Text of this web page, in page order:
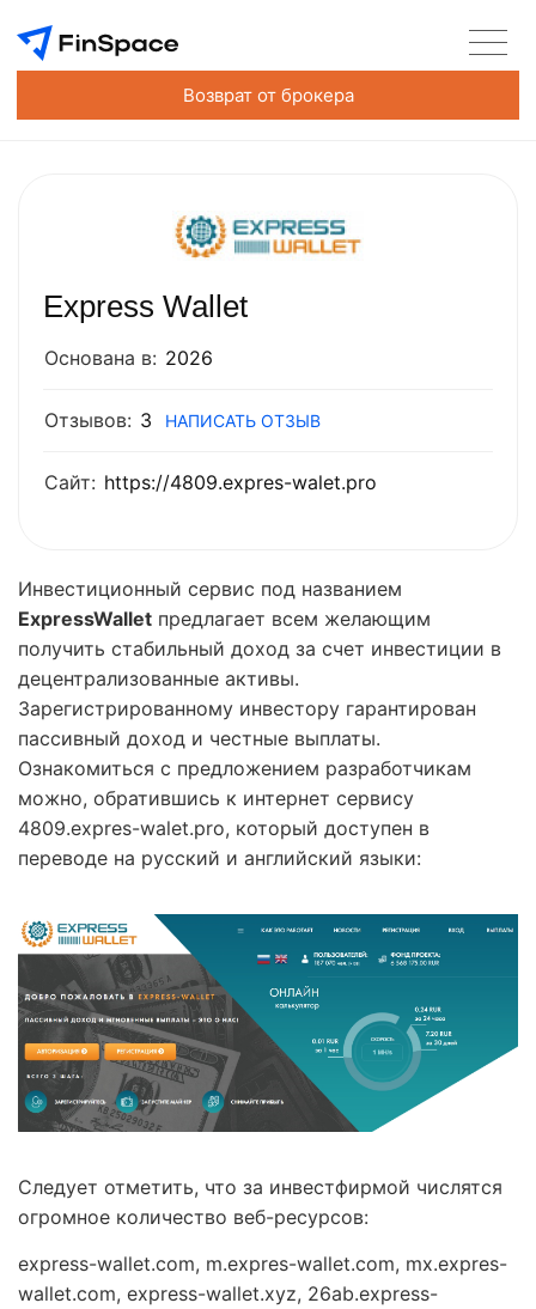
Возврат от брокера
Express Wallet
Основана в: 2026
Отзывов: 3 НАПИСАТЬ ОТЗЫВ
Сайт: https://4809.expres-walet.pro
Инвестиционный сервис под названием
ExpressWallet предлагает всем желающим
получить стабильный доход за счет инвестиции в
децентрализованные активы.
Зарегистрированному инвестору гарантирован
пассивный доход и честные выплаты.
Ознакомиться с предложением разработчикам
можно, обратившись к интернет сервису
4809.expres-walet.pro, который доступен в
переводе на русский и английский языки:
Следует отметить, что за инвестфирмой числятся
огромное количество веб-ресурсов:
express-wallet.com, m.expres-wallet.com, mx.expres-
wallet.com, express-wallet.xyz, 26ab.express-